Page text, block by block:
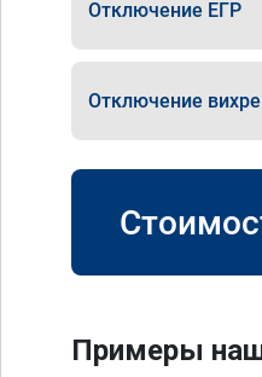
Отключение ЕГР
Отключение
Примеры